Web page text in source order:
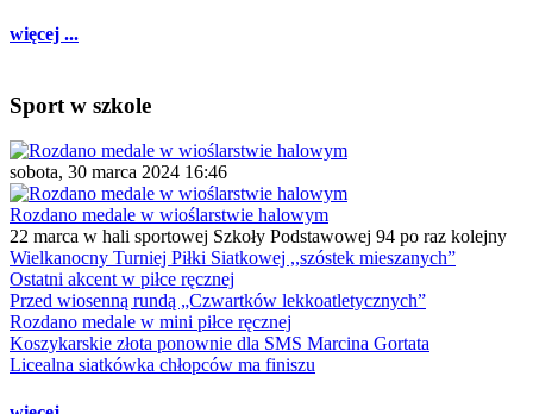
więcej ...
Sport w szkole
sobota, 30 marca 2024 16:46
Rozdano medale w wioślarstwie halowym
22 marca w hali sportowej Szkoły Podstawowej 94 po raz kolejny
Wielkanocny Turniej Piłki Siatkowej ,,szóstek mieszanych”
Ostatni akcent w piłce ręcznej
Przed wiosenną rundą „Czwartków lekkoatletycznych”
Rozdano medale w mini piłce ręcznej
Koszykarskie złota ponownie dla SMS Marcina Gortata
Licealna siatkówka chłopców ma finiszu